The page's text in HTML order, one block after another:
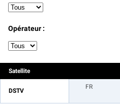
Opérateur :
Satellite
DSTV
FR